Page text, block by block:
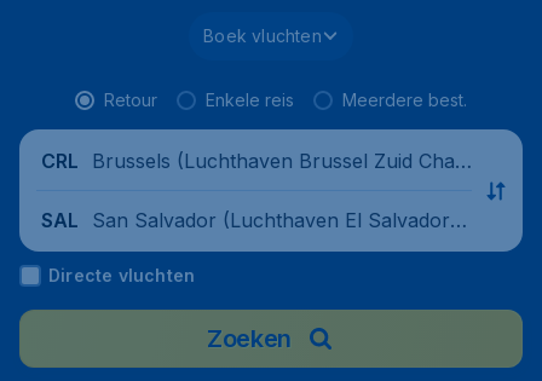
Boek vluchten
Retour Enkele reis Meerdere best.
CRL
Brussels (Luchthaven Brussel Zuid Charl
SAL
San Salvador (Luchthaven El Salvador),
El Salvador
Directe vluchten
Zoeken